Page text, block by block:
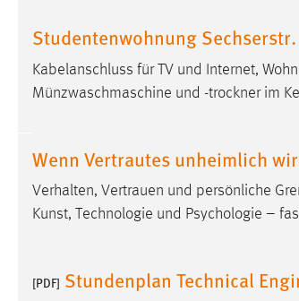
Studentenwohnung
Kabelanschluss für TV und Internet,
Münzwaschmaschine und -trockner im
Wenn Vertrautes unheimlich
Verhalten, Vertrauen und persönliche
Kunst, Technologie und Psychologie –
[PDF] Stundenplan Technical
Sprachpräferenz
Sprache der Website.
Cookie Laufzeit: 30 Tage
Name:
MibewSessionID,